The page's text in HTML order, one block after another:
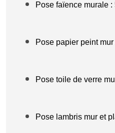
Pose faïence murale :
Pose papier peint
Pose toile de verre
Pose lambris mur et